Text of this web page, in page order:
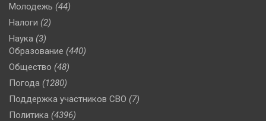
Молодежь (44)
Налоги (2)
Наука (3)
Образование (440)
Общество (48)
Погода (1280)
Поддержка участников СВО (7)
Политика (4396)